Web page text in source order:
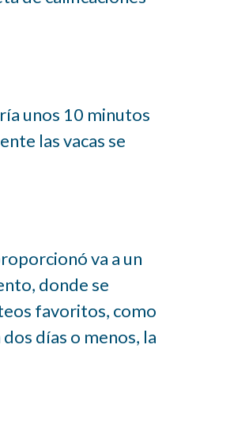
unos 10 minutos
las vacas se
va a un
donde se
favoritos, como
días o menos, la